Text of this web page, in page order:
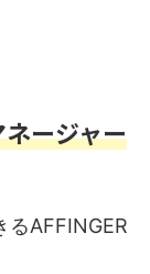
ージャー
るAFFINGER